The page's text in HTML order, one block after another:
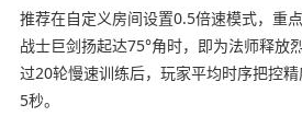
推荐在自定义房间设置0.5倍速模式，重
战士巨剑扬起达75°角时，即为法师释放
过20轮慢速训练后，玩家平均时序把控
5秒。